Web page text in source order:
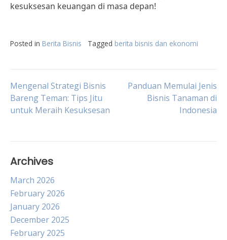
kesuksesan keuangan di masa depan!
Posted in Berita Bisnis Tagged berita bisnis dan ekonomi
Post
navigation
Mengenal Strategi Bisnis
Bareng Teman: Tips Jitu
untuk Meraih Kesuksesan
Panduan Memulai Jenis
Bisnis Tanaman di
Indonesia
Archives
March 2026
February 2026
January 2026
December 2025
February 2025